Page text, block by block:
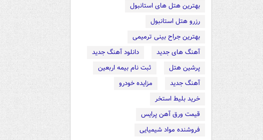
بهترین هتل های استانبول
رزرو هتل استانبول
بهترین جراح بینی ترمیمی
آهنگ های جدید
دانلود آهنگ جدید
پرشین هتل
ثبت نام بیمه اربعین
آهنگ جدید
مزایده خودرو
خرید بلیط استخر
قیمت ورق آهن پرایس
فروشنده مواد شیمیایی